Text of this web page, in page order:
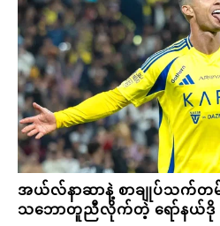
အယ်လ်နာဆာနဲ့ စာချုပ်သက်တ
သဘောတူညီလိုက်တဲ့ ရော်နယ်ဒို